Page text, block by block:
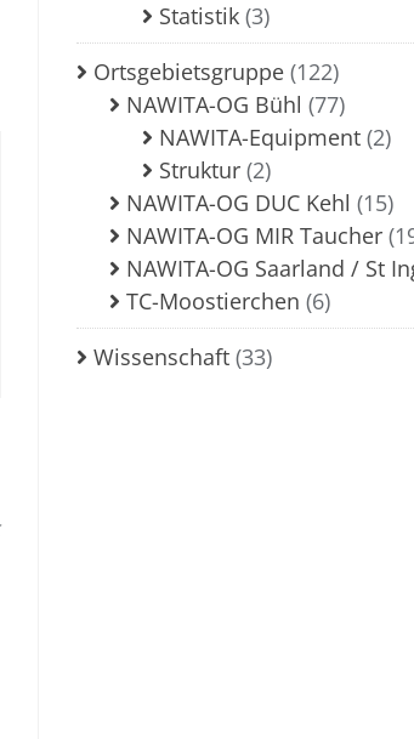
Statistik (3)
Ortsgebietsgruppe (122)
NAWITA-OG Bühl (77)
NAWITA-Equipment (2)
Struktur (2)
NAWITA-OG DUC Kehl (15)
NAWITA-OG MIR Taucher
NAWITA-OG Saarland / St
TC-Moostierchen (6)
Wissenschaft (33)